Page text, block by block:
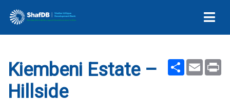
Kiembeni Estate – Hillside
ShareEmail
Kiembeni Estate –
Hillside